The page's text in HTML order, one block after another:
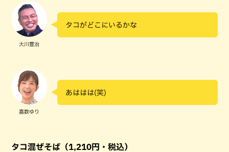
大川豊治
タコがどこにいるかな
嘉数ゆり
あははは(笑)
タコ混ぜそば（1,210円・税込）